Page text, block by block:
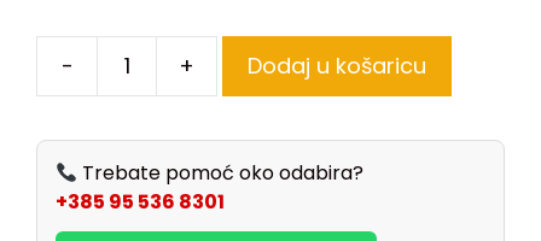
- + Dodaj u košaricu
Trebate pomoć oko odabira?
+385 95 536 8301